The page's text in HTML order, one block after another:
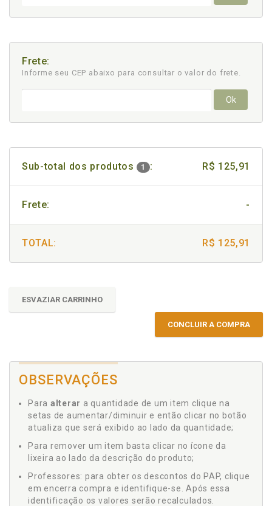
Frete:
Informe seu CEP abaixo para consultar o valor do frete.
Ok
Sub-total dos produtos 1 : R$ 125,91
Frete: -
TOTAL: R$ 125,91
ESVAZIAR CARRINHO
CONCLUIR A COMPRA
OBSERVAÇÕES
Para alterar a quantidade de um item clique na
setas de aumentar/diminuir e então clicar no botão
atualiza que será exibido ao lado da quantidade;
Para remover um item basta clicar no ícone da
lixeira ao lado da descrição do produto;
Professores: para obter os descontos do PAP, clique
em encerra compra e identifique-se. Após essa
identificação os valores serão recalculados.